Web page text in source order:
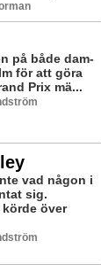
på både dam-
för att göra
Prix mä...
vad någon i
sig.
över